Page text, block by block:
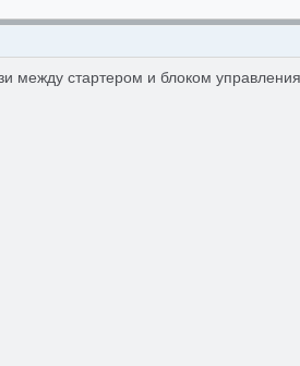
между стартером и блоком